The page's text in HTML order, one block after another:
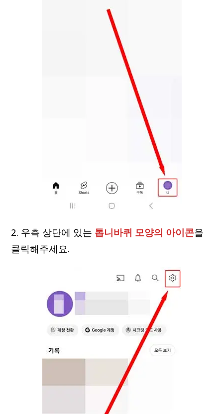
2. 우측 상단에 있는 톱니바퀴 모양의 아이콘을
클릭해주세요.